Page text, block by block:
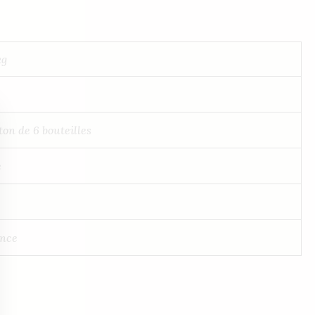
de 6 bouteilles